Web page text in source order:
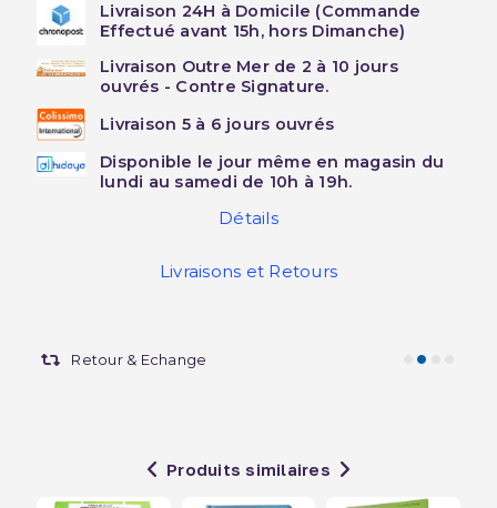
Livraison 24H à Domicile (Commande
Effectué avant 15h, hors Dimanche)
Livraison Outre Mer de 2 à 10 jours
ouvrés - Contre Signature.
Livraison 5 à 6 jours ouvrés
Disponible le jour même en magasin du
lundi au samedi de 10h à 19h.
Détails
Livraisons et Retours
Retour & Echange
Produits similaires